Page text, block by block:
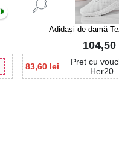
Adidași de damă
83,60 lei
Pret cu
Her20
104,50